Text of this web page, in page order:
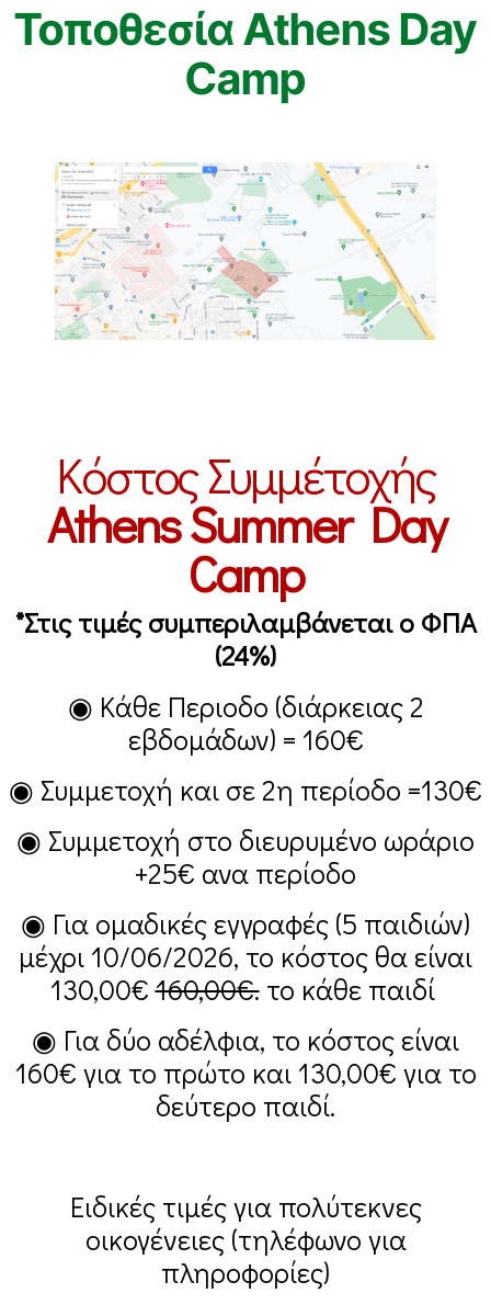
Τοποθεσία Athens Day
Camp
Κόστος Συμμέτοχής
Athens Summer Day
Camp
*Στις τιμές συμπεριλαμβάνεται ο ΦΠΑ
(24%)
◉ Κάθε Περιοδο (διάρκειας 2
εβδομάδων) = 160€
◉ Συμμετοχή και σε 2η περίοδο =130€
◉ Συμμετοχή στο διευρυμένο ωράριο
+25€ ανα περίοδο
◉ Για ομαδικές εγγραφές (5 παιδιών)
μέχρι 10/06/2026, το κόστος θα είναι
130,00€160,00€.το κάθε παιδί
◉ Για δύο αδέλφια, το κόστος είναι
160€ για το πρώτο και 130,00€ για το
δεύτερο παιδί.
Ειδικές τιμές για πολύτεκνες
οικογένειες (τηλέφωνο για
πληροφορίες)